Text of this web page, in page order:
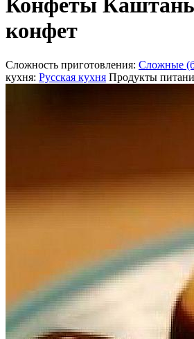
Конфеты Каштаны
конфет
Сложность приготовления: Сложные
кухня: Русская кухня Продукты